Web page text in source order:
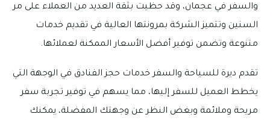
والسفر في عجمان، وقد حظيت بثقة العديد من العملاء على مر
السنين وتتميز الشركة بمرونتها العالية في تقديم خدمات
متنوعة وتضمن توفير أفضل الأسعار الممكنة لعملائها.
تقدم ديرة للسياحة والسفر خدمات حجز الفنادق في الوجهة التي
يخطط العميل للسفر إليها، مما يسهم في توفير تجربة سفر
مريحة وملائمة وبغض النظر عن وجهتك المفضلة، يمكنك